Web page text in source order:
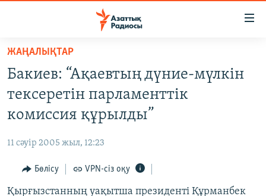
Skip
main
content
to
main
Navigation
ЖАҢАЛЫҚТАР
AZATTYQTV
АДАМ ҚҰҚЫҚТАРЫ
ӘЛЕУМЕТ
ӘЛЕМ
ЖАҢАЛЫҚТАР
Бакиев: “Ақаевтың дүние-мүлкін
тексеретін парламенттік
комиссия құрылды”
11 сәуір 2005 жыл, 12:23
Бөлісу VPN-сіз оқу
Қырғызстанның уақытша президенті Құрманбек